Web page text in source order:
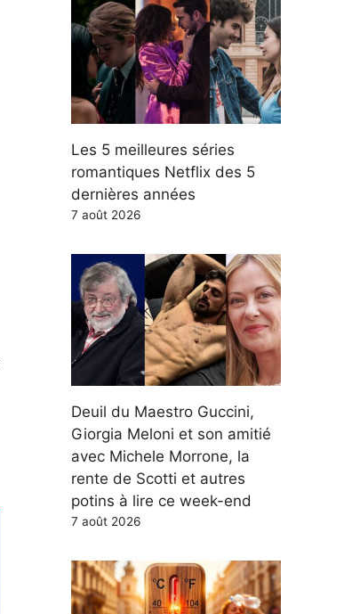
Les 5 meilleures séries
romantiques Netflix des 5
dernières années
7 août 2026
Deuil du Maestro Guccini,
Giorgia Meloni et son amitié
avec Michele Morrone, la
rente de Scotti et autres
potins à lire ce week-end
7 août 2026